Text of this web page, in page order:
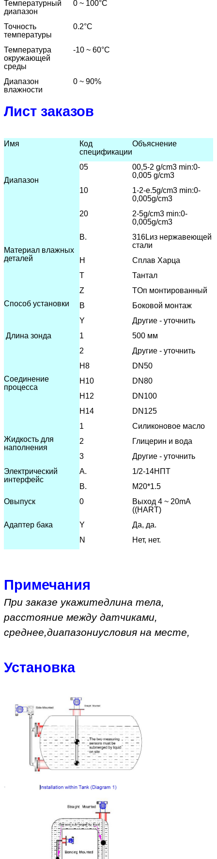
Оставьте сообщение
Мы скоро тебе перезвоним!
Температурный
диапазон
0 ~ 100°C
Точность
температуры
0.2°C
Температура
окружающей
среды
-10 ~ 60°C
Диапазон
влажности
0 ~ 90%
Лист заказов
Имя
Код
спецификации
Объяснение
Диапазон
05
00,5-2 g/cm3 min:0-
0,005 g/cm3
10
1-2-е.5g/cm3 min:0-
0,005g/cm3
20
2-5g/cm3 min:0-
0,005g/cm3
Материал влажных
деталей
В. 316Lиз нержавеющей
стали
H
Сплав Харца
T
Тантал
Способ установки
Z TОп монтированный
В
Боковой монтаж
Y
Другие - уточнить
Длина зонда
1
500 мм
2
Другие - уточнить
Соединение
процесса
H8
DN50
H10
DN80
H12
DN100
H14
DN125
Жидкость для
наполнения
1
Силиконовое масло
2
Глицерин и вода
3
Другие - уточнить
Электрический
интерфейс
А.
1/2-14НПТ
В.
М20*1.5
Овыпуск 0
Выход 4 ~ 20mA
((HART)
Адаптер бака
Y
Да, да.
N
Нет, нет.
Примечания
При заказе укажитедлина тела,
расстояние между датчиками,
среднее,диапазониусловия на месте,
Установка